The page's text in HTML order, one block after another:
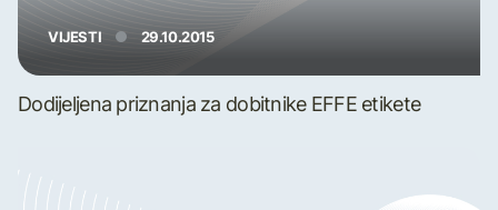
VIJESTI 29.10.2015
Dodijeljena priznanja za dobitnike EFFE etikete